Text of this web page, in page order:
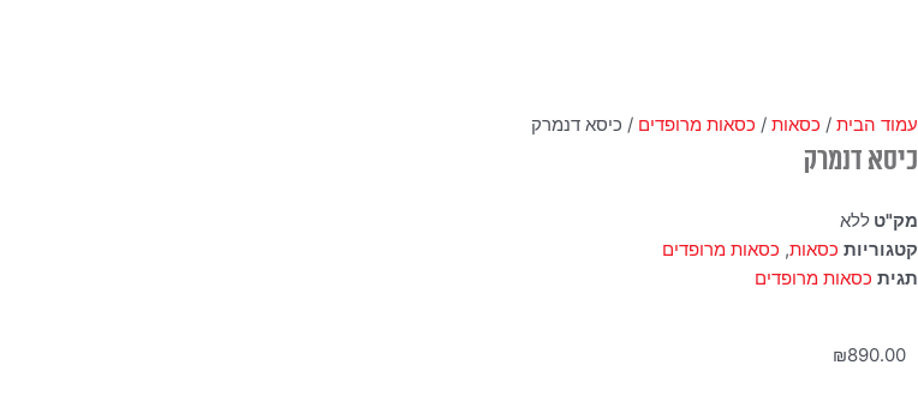
עמוד הבית / כסאות / כסאות מרופדים / כיסא דנמרק
כיסא דנמרק
מק"ט ללא
קטגוריות כסאות, כסאות מרופדים
תגית כסאות מרופדים
₪890.00